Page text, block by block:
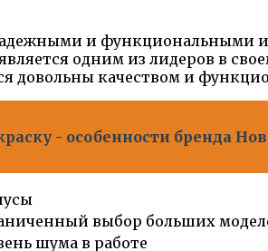
и функциональными
одним из лидеров в
довольны качеством и
- особенности бренда
выбор больших
шума в работе